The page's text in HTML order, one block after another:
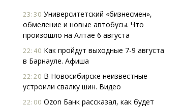
23:30 Университетский «бизнесмен»,
обмеление и новые автобусы. Что
произошло на Алтае 6 августа
22:40 Как пройдут выходные 7-9 августа
в Барнауле. Афиша
22:20 В Новосибирске неизвестные
устроили свалку шин. Видео
22:00 Ozon Банк рассказал, как будет